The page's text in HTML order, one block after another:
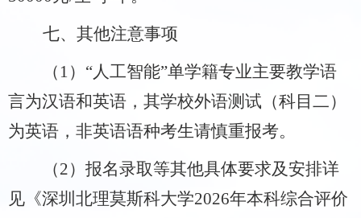
七、 其他注意事项
（ 1） “人工智能”单学籍专业主要教学语
言为汉语和英语，其学校外语测试（科目二）
为英语，非英语语种考生请慎重报考。
（2） 报名录取等其他具体要求及安排详
见《深圳北理莫斯科大学2026年本科综合评价